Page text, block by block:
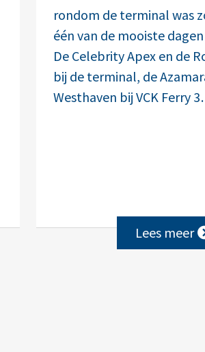
rondom de terminal was
één van de mooiste
De Celebrity Apex en de
bij de terminal, de
Westhaven bij VCK Ferry
Lees meer